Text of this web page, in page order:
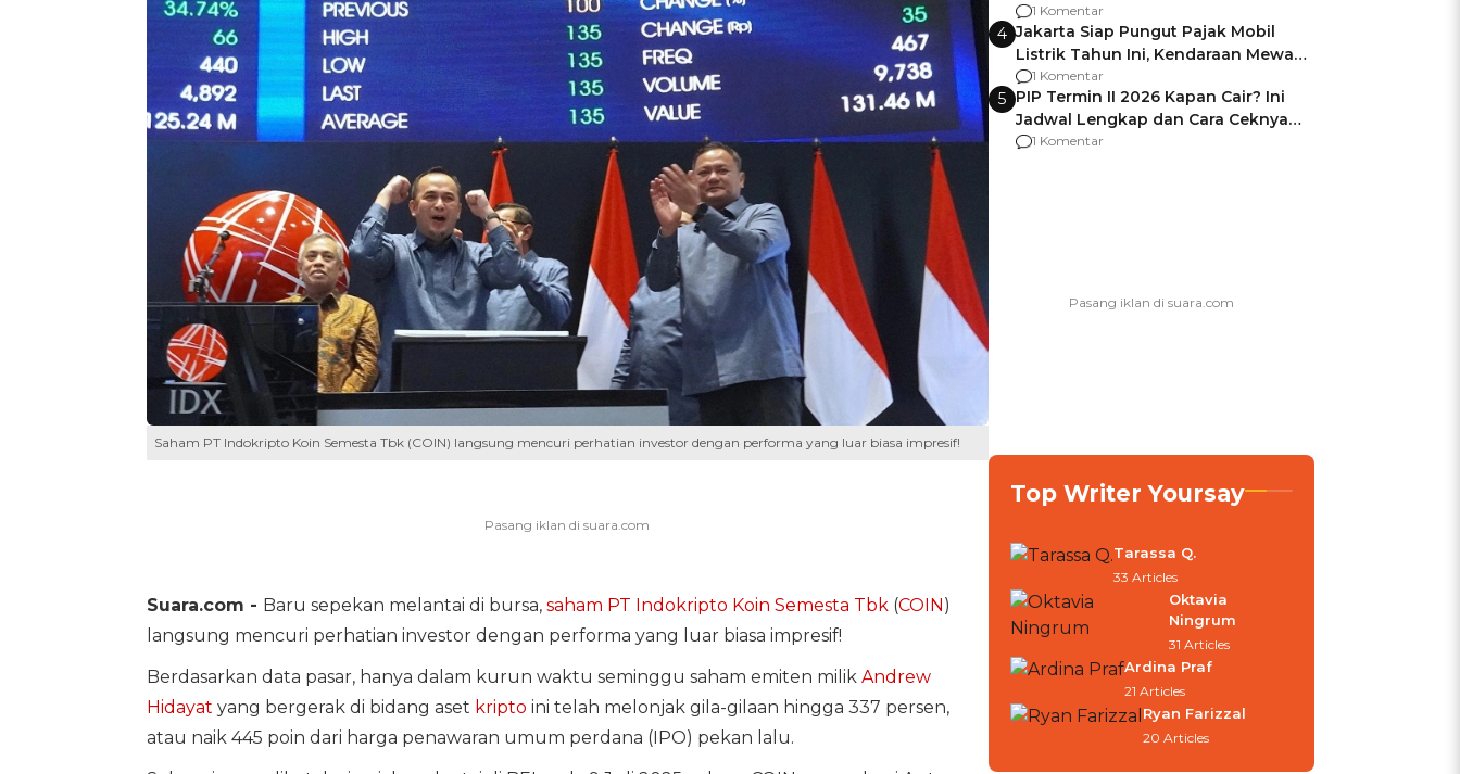
Saham PT Indokripto Koin Semesta Tbk (COIN) langsung mencuri perhatian investor dengan performa yang luar biasa impresif!
Suara.com - Baru sepekan melantai di bursa, saham PT Indokripto Koin Semesta Tbk (COIN)
langsung mencuri perhatian investor dengan performa yang luar biasa impresif!
Berdasarkan data pasar, hanya dalam kurun waktu seminggu saham emiten milik Andrew
Hidayat yang bergerak di bidang aset kripto ini telah melonjak gila-gilaan hingga 337 persen,
atau naik 445 poin dari harga penawaran umum perdana (IPO) pekan lalu.
Usai Jadi Brigjen
1 Komentar
4 Jakarta Siap Pungut Pajak Mobil
Listrik Tahun Ini, Kendaraan Mewah
Kena hingga 75% PKB
1 Komentar
5 PIP Termin II 2026 Kapan Cair? Ini
Jadwal Lengkap dan Cara Ceknya
agar Dana Tidak Hangus!
1 Komentar
Top Writer Yoursay
Tarassa Q.
33 Articles
Oktavia
Ningrum
31 Articles
Ardina Praf
21 Articles
Ryan Farizzal
20 Articles